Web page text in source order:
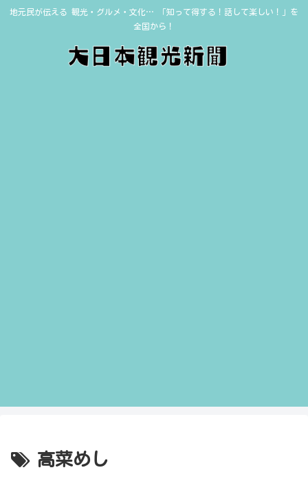
地元民が伝える 観光・グルメ・文化… 「知って得する！話して楽しい！」を
全国から！
高菜めし